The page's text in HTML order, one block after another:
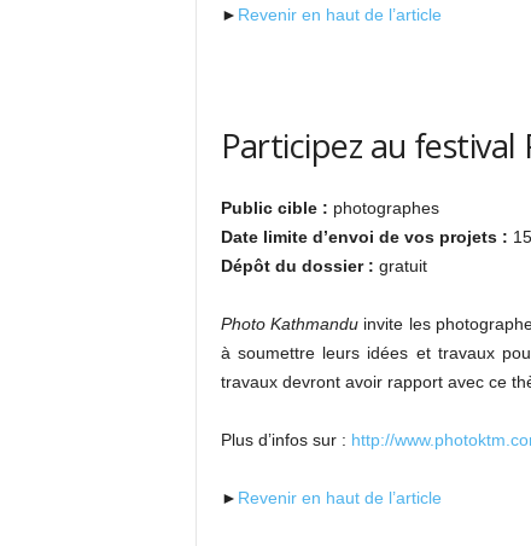
► Revenir en haut de l’article
Participez au
Public cible : photographes
Date limite d’envoi de vos projets :
Dépôt du dossier : gratuit
Photo Kathmanduinvite les
à soumettre leurs idées et travaux
travaux devront avoir rapport avec ce
Plus d’infos sur : http://
► Revenir en haut de l’article